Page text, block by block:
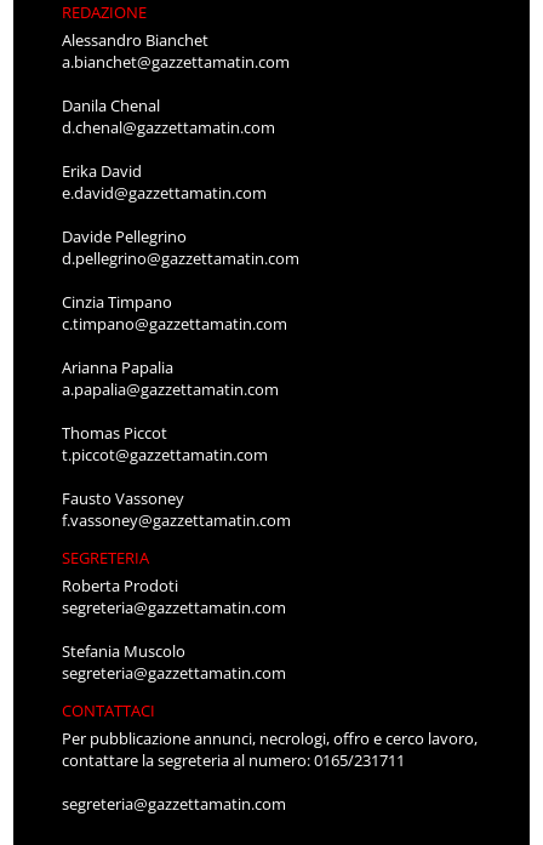
REDAZIONE
Alessandro Bianchet
a.bianchet@gazzettamatin.com
Danila Chenal
d.chenal@gazzettamatin.com
Erika David
e.david@gazzettamatin.com
Davide Pellegrino
d.pellegrino@gazzettamatin.com
Cinzia Timpano
c.timpano@gazzettamatin.com
Arianna Papalia
a.papalia@gazzettamatin.com
Thomas Piccot
t.piccot@gazzettamatin.com
Fausto Vassoney
f.vassoney@gazzettamatin.com
SEGRETERIA
Roberta Prodoti
segreteria@gazzettamatin.com
Stefania Muscolo
segreteria@gazzettamatin.com
CONTATTACI
Per pubblicazione annunci, necrologi, offro e cerco lavoro,
contattare la segreteria al numero: 0165/231711
segreteria@gazzettamatin.com